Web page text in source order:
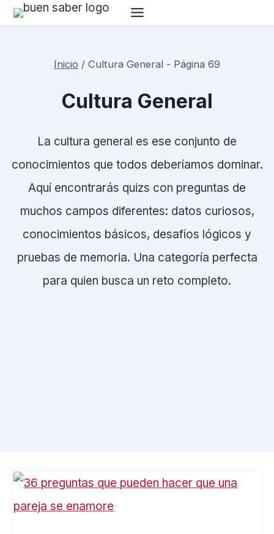
Saltar
Inicio / Cultura General - Página 69
Cultura General
La cultura general es ese conjunto de
conocimientos que todos deberíamos dominar.
Aquí encontrarás quizs con preguntas de
muchos campos diferentes: datos curiosos,
conocimientos básicos, desafíos lógicos y
pruebas de memoria. Una categoría perfecta
para quien busca un reto completo.